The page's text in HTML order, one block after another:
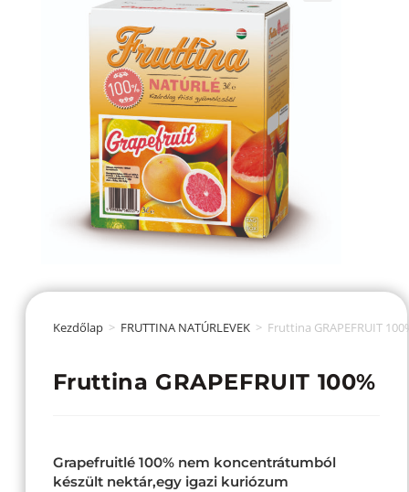
Kezdőlap > FRUTTINA NATÚRLEVEK > Fruttina GRAPEFRUIT
Fruttina GRAPEFRUIT 100%
Grapefruitlé 100% nem koncentrátumból
készült nektár,egy igazi kuriózum